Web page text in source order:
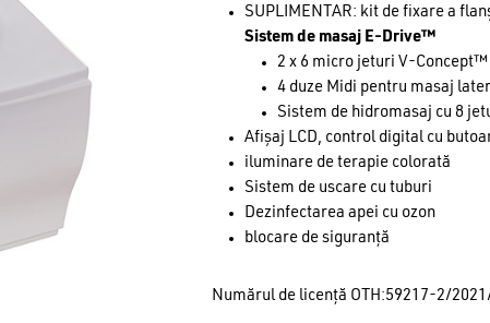
SUPLIMENTAR: kit de fixare a
Sistem de masaj E-Drive™
2 x 6 micro jeturi V-
4 duze Midi pentru masaj
Sistem de hidromasaj cu 8
Afișaj LCD, control digital cu
iluminare de terapie colorată
Sistem de uscare cu tuburi
Dezinfectarea apei cu ozon
blocare de siguranță
Numărul de licență OTH:59217-2/